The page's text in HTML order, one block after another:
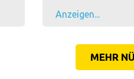
Anzeigen...
MEHR